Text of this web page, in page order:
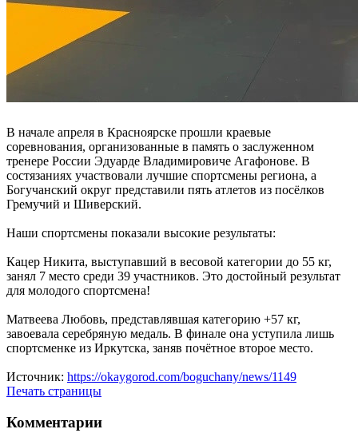
В начале апреля в Красноярске прошли краевые
соревнования, организованные в память о заслуженном
тренере России Эдуарде Владимировиче Агафонове. В
состязаниях участвовали лучшие спортсмены региона, а
Богучанский округ представили пять атлетов из посёлков
Гремучий и Шиверский.
Наши спортсмены показали высокие результаты:
Кацер Никита, выступавший в весовой категории до 55 кг,
занял 7 место среди 39 участников. Это достойный результат
для молодого спортсмена!
Матвеева Любовь, представлявшая категорию +57 кг,
завоевала серебряную медаль. В финале она уступила лишь
спортсменке из Иркутска, заняв почётное второе место.
Источник: https://okaygorod.com/boguchany/news/1149
Печать страницы
Комментарии